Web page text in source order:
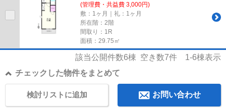
(管理費・共益費 3,000円)
敷：1ヶ月｜礼：1ヶ月
所在階：2階
間取り：1R
面積：29.75㎡
該当公開件数6棟 空き数7件 1-6棟表示
チェックした物件をまとめて
お問い合わせ
検討リストに追加